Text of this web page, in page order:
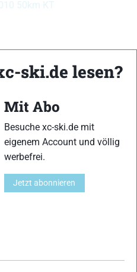
50km KT
Portal mit aktuellen
Langlauf
deine Lieblingssportarten
Profi-Sportler, wir haben
Du kannst uns jederzeit über
ski.de lesen?
Mit Abo
Besuche xc-ski.de mit
eigenem Account und völlig
werbefrei.
Jetzt abonnieren